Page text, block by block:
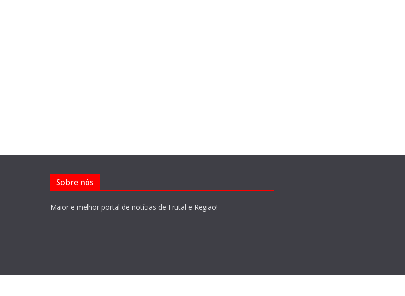
Sobre nós
Maior e melhor portal de notícias de Frutal e Região!